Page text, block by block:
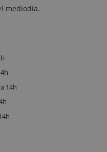
mediodía.
14h